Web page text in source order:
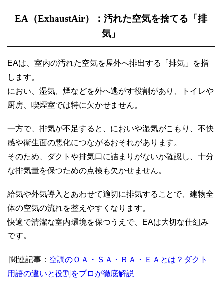
EA（ExhaustAir）：汚れた空気を捨てる「排
気」
EAは、室内の汚れた空気を屋外へ排出する「排気」を指
します。
におい、湿気、煙などを外へ逃がす役割があり、トイレや
厨房、喫煙室では特に欠かせません。
一方で、排気が不足すると、においや湿気がこもり、不快
感や衛生面の悪化につながるおそれがあります。
そのため、ダクトや排気口に詰まりがないか確認し、十分
な排気量を保つための点検も欠かせません。
給気や外気導入とあわせて適切に排気することで、建物全
体の空気の流れを整えやすくなります。
快適で清潔な室内環境を保つうえで、EAは大切な仕組み
です。
関連記事： 空調のＯＡ・ＳＡ・ＲＡ・ＥＡとは？ダクト
用語の違いと役割をプロが徹底解説